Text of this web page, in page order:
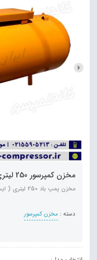
مخزن کمپرسور 250 لیتری
مخزن پمپ باد 250 لیتری ( ایستاده - خوابیده )
دسته : مخزن کمپرسور